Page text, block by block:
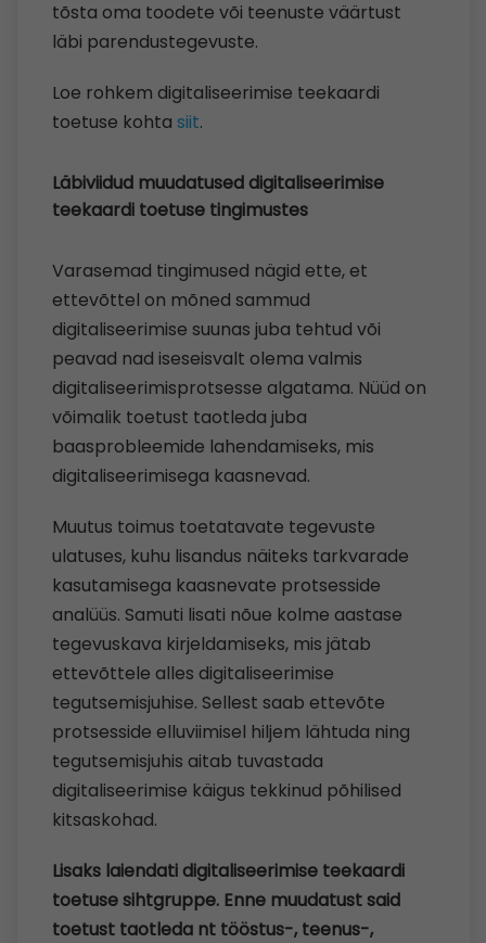
tõsta oma toodete või teenuste väärtust
läbi parendustegevuste.
Loe rohkem digitaliseerimise teekaardi
toetuse kohta siit.
Läbiviidud muudatused digitaliseerimise
teekaardi toetuse tingimustes
Varasemad tingimused nägid ette, et
ettevõttel on mõned sammud
digitaliseerimise suunas juba tehtud või
peavad nad iseseisvalt olema valmis
digitaliseerimisprotsesse algatama. Nüüd on
võimalik toetust taotleda juba
baasprobleemide lahendamiseks, mis
digitaliseerimisega kaasnevad.
Muutus toimus toetatavate tegevuste
ulatuses, kuhu lisandus näiteks tarkvarade
kasutamisega kaasnevate protsesside
analüüs. Samuti lisati nõue kolme aastase
tegevuskava kirjeldamiseks, mis jätab
ettevõttele alles digitaliseerimise
tegutsemisjuhise. Sellest saab ettevõte
protsesside elluviimisel hiljem lähtuda ning
tegutsemisjuhis aitab tuvastada
digitaliseerimise käigus tekkinud põhilised
kitsaskohad.
Lisaks laiendati digitaliseerimise teekaardi
toetuse sihtgruppe. Enne muudatust said
toetust taotleda nt tööstus-, teenus-,